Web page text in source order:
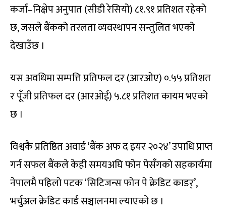
कर्जा–निक्षेप अनुपात (सीडी रेसियो) ८१.९१ प्रतिशत रहेको
छ, जसले बैंकको तरलता व्यवस्थापन सन्तुलित भएको
देखाउँछ ।
यस अवधिमा सम्पत्ति प्रतिफल दर (आरओए) ०.५५ प्रतिशत
र पूँजी प्रतिफल दर (आरओई) ५.८१ प्रतिशत कायम भएको
छ ।
विश्वकै प्रतिष्ठित अवार्ड ‘बैंक अफ द इयर २०२४’ उपाधि प्राप्त
गर्न सफल बैंकले केही समयअघि फोन पेसँगको सहकार्यमा
नेपालमै पहिलो पटक ‘सिटिजन्स फोन पे क्रेडिट काडर्’,
भर्चुअल क्रेडिट कार्ड सञ्चालनमा ल्याएको छ ।